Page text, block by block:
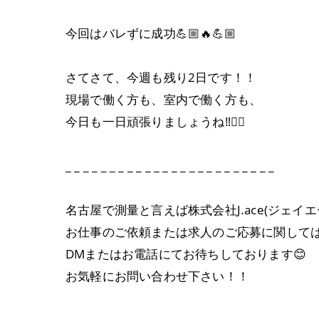
今回はバレずに成功💪🏼🔥💪🏼
さてさて、今週も残り2日です！！
現場で働く方も、室内で働く方も、
今日も一日頑張りましょうね‼️👍🏼
名古屋で測量と言えば株式会社J.ace(ジェイエ
お仕事のご依頼または求人のご応募に関して
DMまたはお電話にてお待ちしております😊
お気軽にお問い合わせ下さい！！